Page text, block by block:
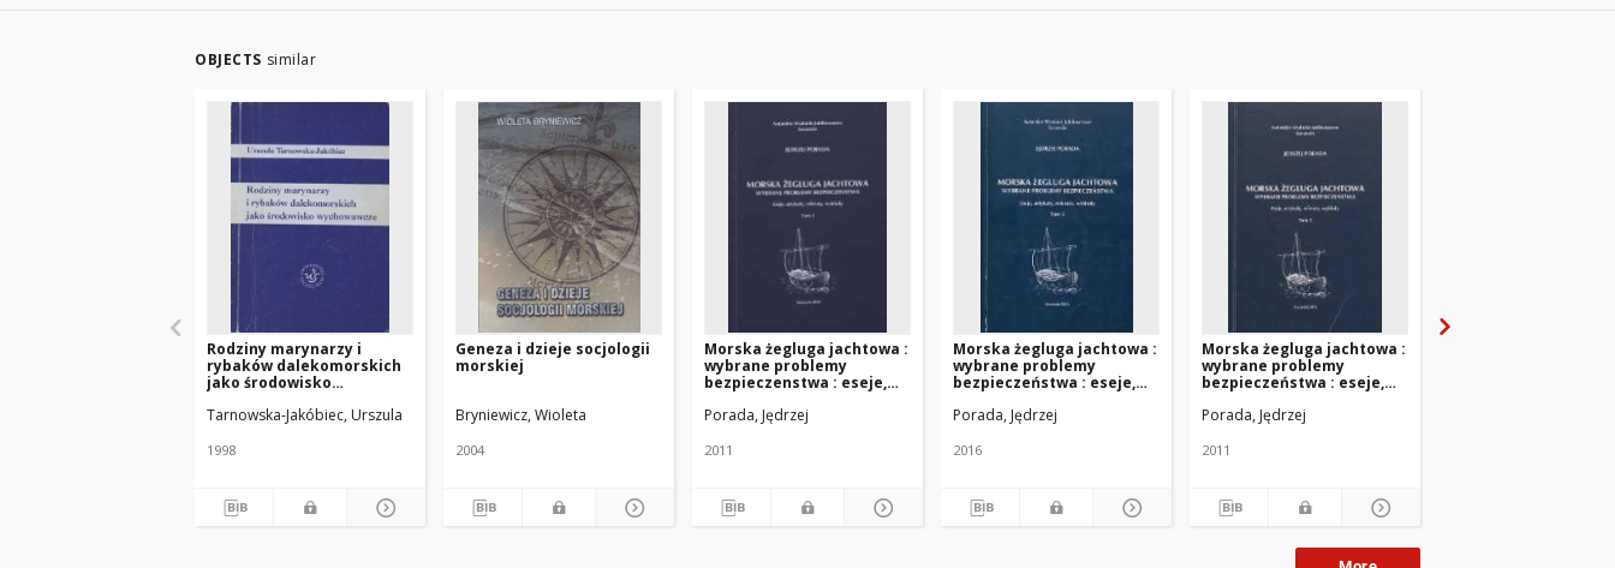
OBJECTS similar
Rodziny marynarzy i
rybaków dalekomorskich
jako środowisko
Tarnowska-Jakóbiec, Urszula
1998
Geneza i dzieje socjologii
morskiej
Bryniewicz, Wioleta
2004
Morska żegluga jachtowa :
wybrane problemy
bezpieczenstwa : eseje,
wykłady. T.1
Porada, Jędrzej
2011
Morska żegluga jachtowa :
wybrane problemy
bezpieczeństwa : eseje,
wykłady. T. 3
Porada, Jędrzej
2016
Morska żegluga jachtowa :
wybrane problemy
bezpieczeństwa : eseje,
wykłady. T. 2
Porada, Jędrzej
2011